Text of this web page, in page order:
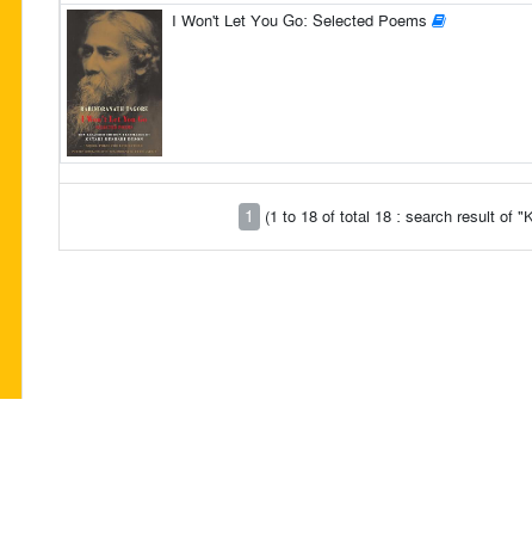
I Won't Let You Go: Selected Poems
1 (1 to 18 of total 18 : search result of